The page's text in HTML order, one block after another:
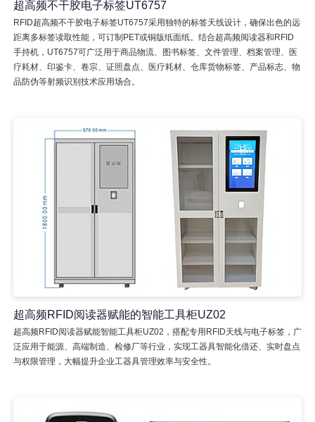
超高频不干胶电子标签UT6757
RFID超高频不干胶电子标签UT6757采用独特的标签天线设计，确保出色的远
距离多标签读取性能，可订制PET或铜版纸面纸。结合超高频阅读器和RFID
手持机，UT6757可广泛用于商品物流、图书标签、文件管理、档案管理、医
疗耗材、印鉴卡、卷宗、证照盘点、医疗耗材、仓库货物标签、产品标志、物
品防伪等射频识别技术应用场合。
超高频RFID阅读器赋能的智能工具柜UZ02
超高频RFID阅读器赋能智能工具柜UZ02，搭配专用RFID天线与电子标签，广
泛应用于能源、高端制造、检修厂等行业，实现工器具智能化借还、实时盘点
与权限管理，大幅提升企业工器具管理效率与安全性。